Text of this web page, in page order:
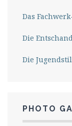
Das
Die
Die
PHOTO